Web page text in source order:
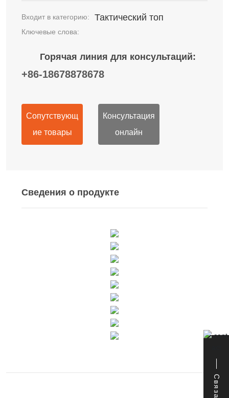
Входит в категорию: Тактический топ
Ключевые слова:
Горячая линия для консультаций:
+86-18678878678
Сопутствующ
ие товары
Консультация
онлайн
Сведения о продукте